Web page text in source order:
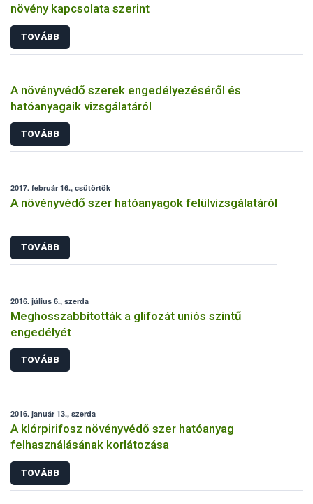
növény kapcsolata szerint
TOVÁBB
A növényvédő szerek engedélyezéséről és
hatóanyagaik vizsgálatáról
TOVÁBB
2017. február 16., csütörtök
A növényvédő szer hatóanyagok felülvizsgálatáról
TOVÁBB
2016. július 6., szerda
Meghosszabbították a glifozát uniós szintű
engedélyét
TOVÁBB
2016. január 13., szerda
A klórpirifosz növényvédő szer hatóanyag
felhasználásának korlátozása
TOVÁBB